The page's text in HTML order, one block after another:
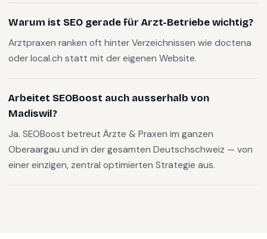
Warum ist SEO gerade für Arzt-Betriebe wichtig?
Arztpraxen ranken oft hinter Verzeichnissen wie doctena
oder local.ch statt mit der eigenen Website.
Arbeitet SEOBoost auch ausserhalb von
Madiswil?
Ja. SEOBoost betreut Ärzte & Praxen im ganzen
Oberaargau und in der gesamten Deutschschweiz — von
einer einzigen, zentral optimierten Strategie aus.